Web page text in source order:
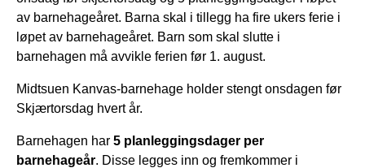
av barnehageåret. Barna skal i tillegg ha fire ukers ferie i
løpet av barnehageåret. Barn som skal slutte i
barnehagen må avvikle ferien før 1. august.
Midtsuen Kanvas-barnehage holder stengt onsdagen før
Skjærtorsdag hvert år.
Barnehagen har 5 planleggingsdager per
barnehageår. Disse legges inn og fremkommer i